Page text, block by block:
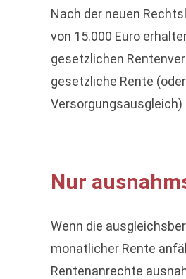
Nach der neuen
von 15.000 Euro
gesetzlichen
gesetzliche Rente
Nur
Wenn die
monatlicher Rente
Rentenanrechte